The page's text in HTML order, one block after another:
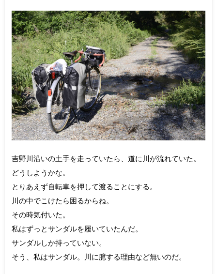
吉野川沿いの土手を走っていたら、道に川が流れていた。
どうしようかな。
とりあえず自転車を押して渡ることにする。
川の中でこけたら困るからね。
その時気付いた。
私はずっとサンダルを履いていたんだ。
サンダルしか持っていない。
そう、私はサンダル。川に臆する理由など無いのだ。